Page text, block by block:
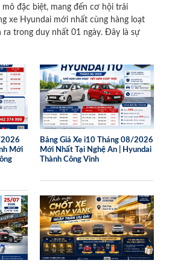
đặc biệt, mang đến cơ hội trải
xe Hyundai mới nhất cùng hàng loạt
ra trong duy nhất 01 ngày. Đây là sự
2026
Mới
Bảng Giá Xe i10 Tháng 08/2026
Mới Nhất Tại Nghệ An | Hyundai
Thành Công Vinh